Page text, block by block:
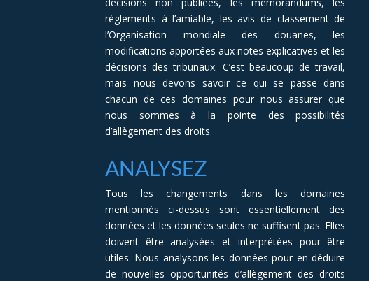
règlements à l’amiable, les avis de classement de
l’Organisation mondiale des douanes, les
modifications apportées aux notes explicatives et les
décisions des tribunaux. C’est beaucoup de travail,
mais nous devons savoir ce qui se passe dans
chacun de ces domaines pour nous assurer que
nous sommes à la pointe des possibilités
d’allègement des droits.
ANALYSEZ
Tous les changements dans les domaines
mentionnés ci-dessus sont essentiellement des
données et les données seules ne suffisent pas. Elles
doivent être analysées et interprétées pour être
utiles. Nous analysons les données pour en déduire
de nouvelles opportunités d’allègement des droits